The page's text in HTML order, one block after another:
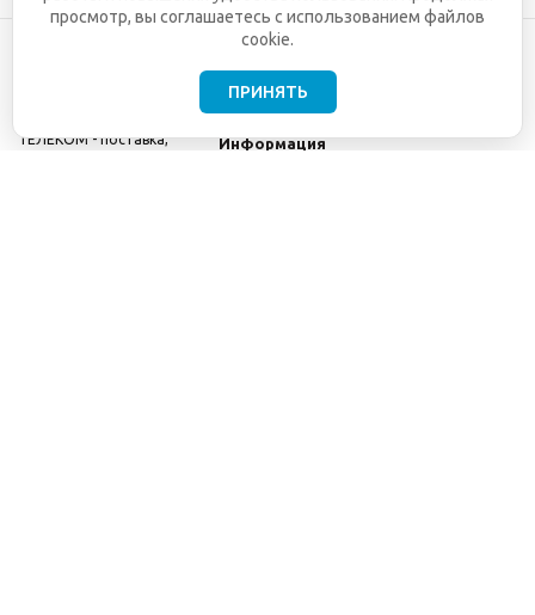
ТЕЛЕКОМ - поставка,
Информация
просмотр, вы соглашаетесь с использованием файлов
cookie.
ПРИНЯТЬ